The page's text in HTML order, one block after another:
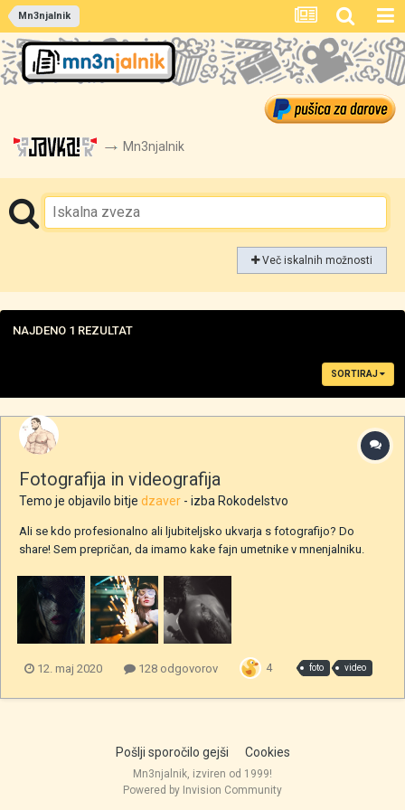
Mn3njalnik
Mn3njalnik
Več iskalnih možnosti
NAJDENO 1 REZULTAT
SORTIRAJ
Fotografija in videografija
Temo je objavilo bitje dzaver - izba Rokodelstvo
Ali se kdo profesionalno ali ljubiteljsko ukvarja s fotografijo? Do
share! Sem prepričan, da imamo kake fajn umetnike v mnenjalniku.
videov:
12. maj 2020 128 odgovorov 4 foto video
Pošlji sporočilo gejši Cookies
Mn3njalnik, izviren od 1999!
Powered by Invision Community